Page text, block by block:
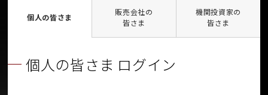
個人の皆さま
販売会社の
皆さま
機関投資家の
皆さま
個人の皆さま ログイン